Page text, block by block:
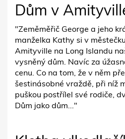
Dům v
"Zeměměřič George a jeho
manželka Kathy si v městečku
Amityville na Long Islandu
vysněný dům. Navíc za
cenu. Co na tom, že v něm
šestinásobné vraždě, při níž
puškou postřílel své rodiče,
Dům jako dům..."